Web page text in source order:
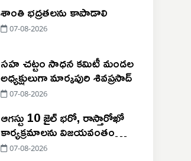
శాంతి భద్రతలను కాపాడాలి
07-08-2026
సహ చట్టం సాధన కమిటీ మండల
అధ్యక్షులుగా మార్కపురి శివప్రసాద్
07-08-2026
ఆగస్టు 10 జైల్ భరో, రాస్తారోఖో
కార్యక్రమాలను విజయవంతం
చేయాలి
07-08-2026